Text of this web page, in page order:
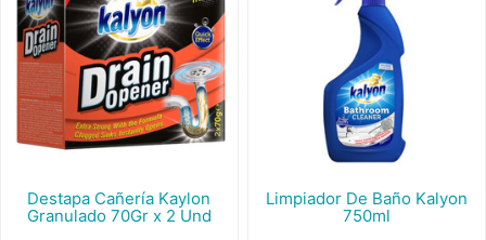
Destapa Cañería Kaylon
Granulado 70Gr x 2 Und
Limpiador De Baño Kalyon
750ml